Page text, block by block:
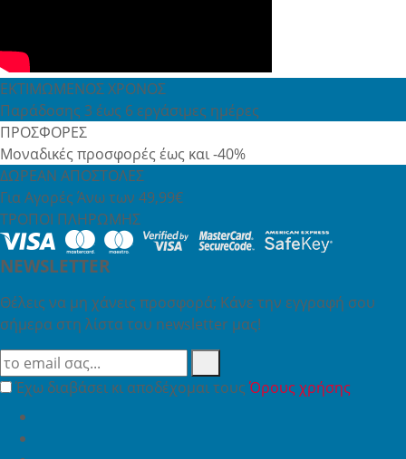
ΕΚΤΙΜΩΜΕΝΟΣ ΧΡΟΝΟΣ
Παράδοσης 3 έως 6 εργάσιμες ημέρες
ΠΡΟΣΦΟΡΕΣ
Μοναδικές προσφορές έως και -40%
ΔΩΡΕΑΝ ΑΠΟΣΤΟΛΕΣ
Για Αγορές Άνω των 49,99€
ΤΡΟΠΟΙ ΠΛΗΡΩΜΗΣ
NEWSLETTER
Θέλεις να μη χάνεις προσφορά; Κάνε την εγγραφή σου
σήμερα στη λίστα του newsletter μας!
Έχω διαβάσει κι αποδέχομαι τουςΌρους χρήσης